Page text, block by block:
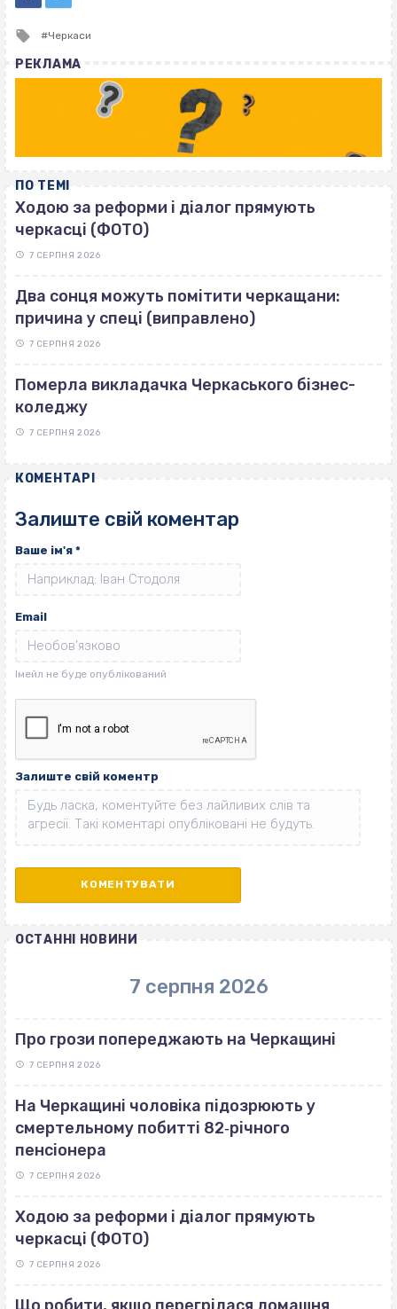
Tagged
Черкаси
РЕКЛАМА
ПО ТЕМІ
Ходою за реформи і діалог прямують
черкасці (ФОТО)
7 СЕРПНЯ 2026
Два сонця можуть помітити черкащани:
причина у спеці (виправлено)
7 СЕРПНЯ 2026
Померла викладачка Черкаського бізнес-
коледжу
7 СЕРПНЯ 2026
КОМЕНТАРІ
Залиште свій коментар
Ваше ім'я *
Email
Залиште свій коментр
ОСТАННІ НОВИНИ
7 серпня 2026
Про грози попереджають на Черкащині
7 СЕРПНЯ 2026
На Черкащині чоловіка підозрюють у
смертельному побитті 82‐річного
пенсіонера
7 СЕРПНЯ 2026
Ходою за реформи і діалог прямують
черкасці (ФОТО)
7 СЕРПНЯ 2026